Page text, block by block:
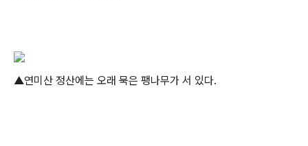
▲연미산 정산에는 오래 묵은 팽나무가 서 있다.